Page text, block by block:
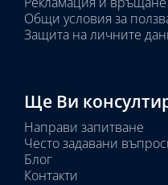
Общи условия за
Защита на личните
Ще Ви
Направи запитване
Често задавани
Блог
Контакти